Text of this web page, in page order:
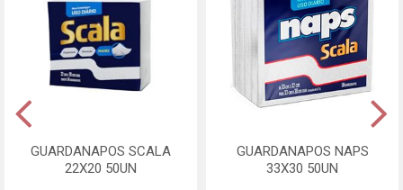
GUARDANAPOS SCALA
22X20 50UN
GUARDANAPOS NAPS
33X30 50UN